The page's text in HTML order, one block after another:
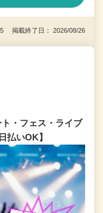
掲載終了日： 2026/08/26
・フェス・ライブ
払いOK】